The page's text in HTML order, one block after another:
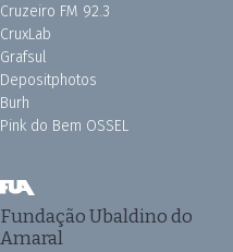
Cruzeiro FM 92.3
CruxLab
Grafsul
Depositphotos
Burh
Pink do Bem OSSEL
Fundação Ubaldino do
Amaral